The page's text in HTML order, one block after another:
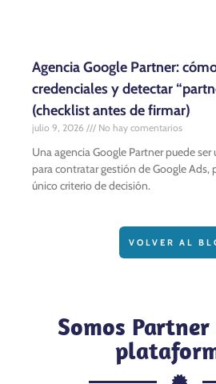
Agencia Google Partner:
credenciales y detectar
(checklist antes de firmar)
julio 9, 2026 No hay comentarios
Una agencia Google Partner puede
para contratar gestión de Google Ads,
único criterio de decisión.
VOLVER AL
Somos Partner